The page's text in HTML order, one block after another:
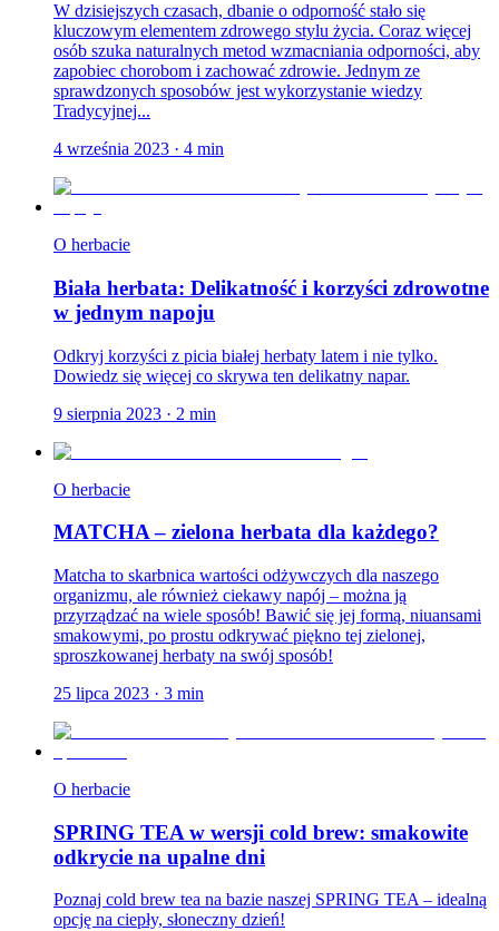
W dzisiejszych czasach, dbanie o odporność stało się
kluczowym elementem zdrowego stylu życia. Coraz więcej
osób szuka naturalnych metod wzmacniania odporności, aby
zapobiec chorobom i zachować zdrowie. Jednym ze
sprawdzonych sposobów jest wykorzystanie wiedzy
Tradycyjnej...
4 września 2023 · 4 min
O herbacie
Biała herbata: Delikatność i korzyści zdrowotne
w jednym napoju
Odkryj korzyści z picia białej herbaty latem i nie tylko.
Dowiedz się więcej co skrywa ten delikatny napar.
9 sierpnia 2023 · 2 min
O herbacie
MATCHA – zielona herbata dla każdego?
Matcha to skarbnica wartości odżywczych dla naszego
organizmu, ale również ciekawy napój – można ją
przyrządzać na wiele sposób! Bawić się jej formą, niuansami
smakowymi, po prostu odkrywać piękno tej zielonej,
sproszkowanej herbaty na swój sposób!
25 lipca 2023 · 3 min
O herbacie
SPRING TEA w wersji cold brew: smakowite
odkrycie na upalne dni
Poznaj cold brew tea na bazie naszej SPRING TEA – idealną
opcję na ciepły, słoneczny dzień!